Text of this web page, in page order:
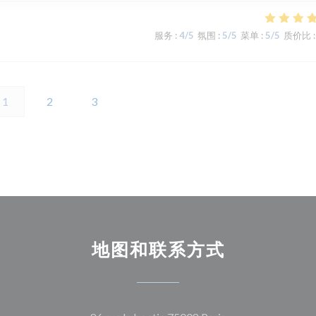
服务 : 4/5 氛围 : 5/5 菜单: 5/5 质价比 :
1 2 3
地图和联系方式